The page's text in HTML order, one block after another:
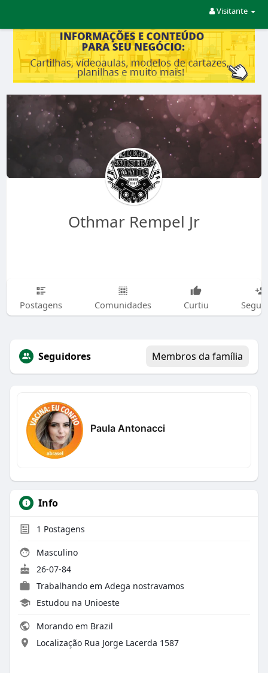
Visitante
Othmar Rempel Jr
Postagens Comunidades Curtiu
Seguidores Membros da família
Paula Antonacci
Info
1 Postagens
Masculino
26-07-84
Trabalhando em Adega nostravamos
Estudou na Unioeste
Morando em Brazil
Localização Rua Jorge Lacerda 1587